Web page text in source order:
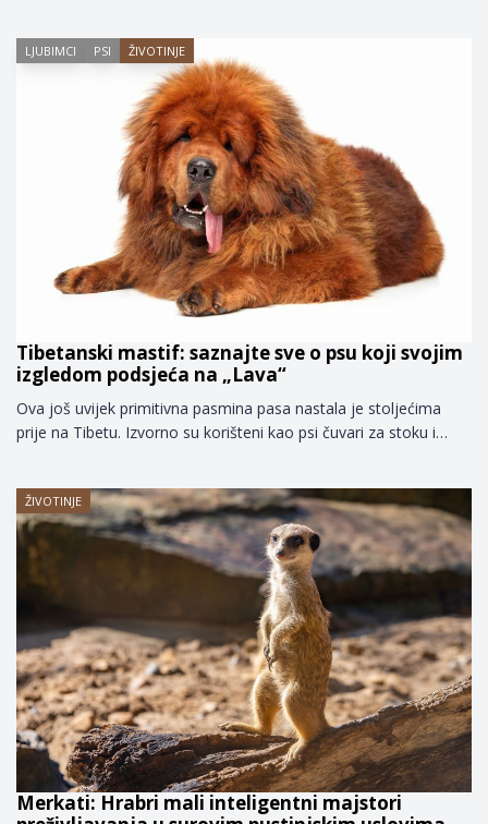
LJUBIMCI PSI ŽIVOTINJE
Tibetanski mastif: saznajte sve o psu koji svojim
izgledom podsjeća na „Lava“
Ova još uvijek primitivna pasmina pasa nastala je stoljećima
prije na Tibetu. Izvorno su korišteni kao psi čuvari za stoku i…
ŽIVOTINJE
Merkati: Hrabri mali inteligentni majstori